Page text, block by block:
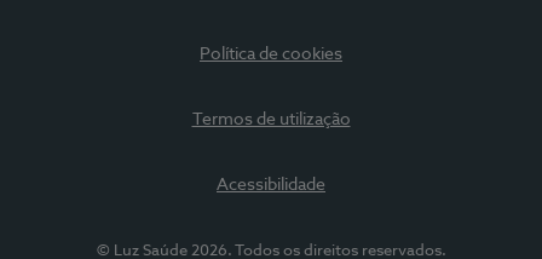
Política de cookies
Termos de utilização
Acessibilidade
© Luz Saúde 2026. Todos os direitos reservados.